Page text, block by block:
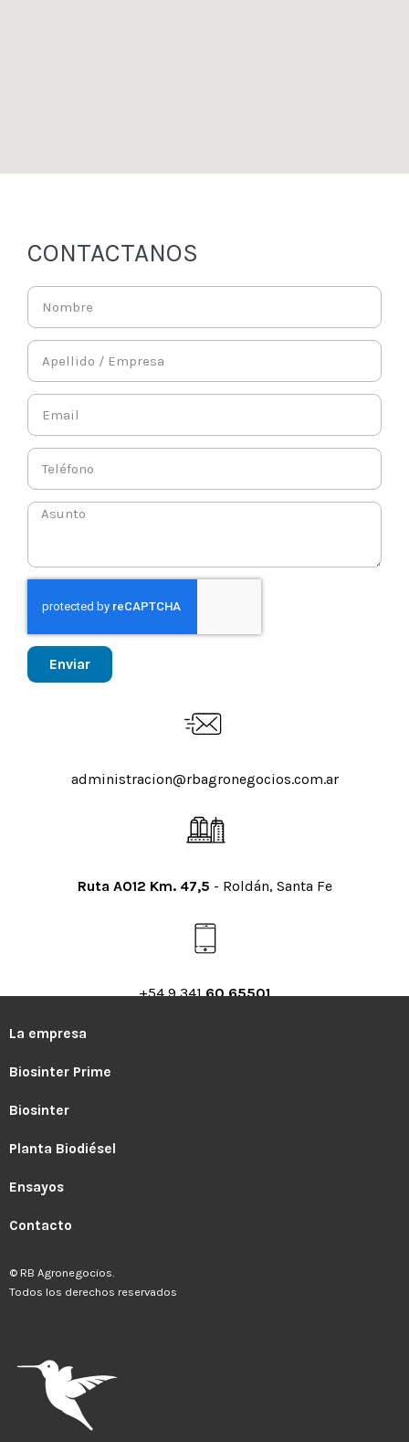
CONTACTANOS
Enviar
administracion@rbagronegocios.com.ar
Ruta AO12 Km. 47,5 - Roldán, Santa Fe
+54 9 34160 65501
La empresa
Biosinter Prime
Biosinter
Planta Biodiésel
Ensayos
Contacto
© RB Agronegocios.
Todos los derechos reservados